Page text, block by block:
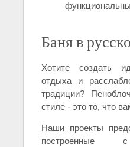
Баня в
Хотите создать
отдыха и
традиции?
стиле - это то, что
Наши проекты
построенные с